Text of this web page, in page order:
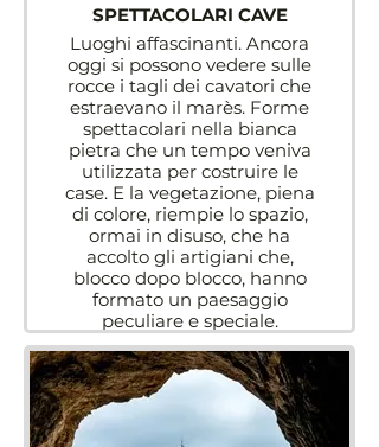
SPETTACOLARI CAVE
Luoghi affascinanti. Ancora
oggi si possono vedere sulle
rocce i tagli dei cavatori che
estraevano il marès. Forme
spettacolari nella bianca
pietra che un tempo veniva
utilizzata per costruire le
case. E la vegetazione, piena
di colore, riempie lo spazio,
ormai in disuso, che ha
accolto gli artigiani che,
blocco dopo blocco, hanno
formato un paesaggio
peculiare e speciale.